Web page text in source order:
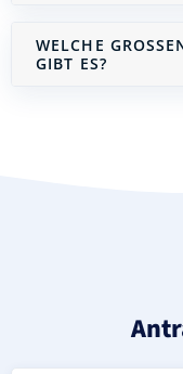
WELCHE
IBT ES?